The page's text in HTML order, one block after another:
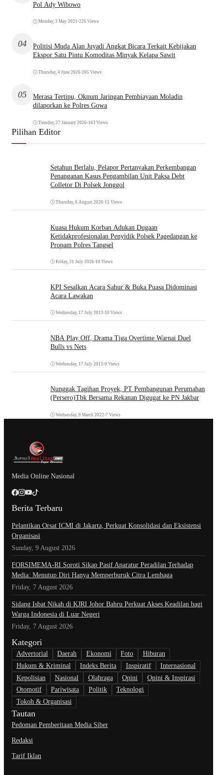
Pol Ady Wibowo
Monday, 3 May 2021 •226 Views
04
Politisi Muda Alan Juyadi Angkat Bicara Terkait Kebijakan
Ekspor Satu Pintu Komoditas Minyak Kelapa Sawit
Thursday, 4 June 2026•205 Views
05
Merasa Tertipu, Oknum Jaringan Pembiayaan Moladin
dilaporkan ke Polres Gowa
Tuesday, 27 January 2026•163 Views
Pilihan Editor
Setahun Berlalu, Pelapor Pertanyakan Perkembangan
Penanganan Kasus Pengambilan Unit Paksa Debt
Colletor Di Polsek Jonggol
Thursday, 6 August 2026•15 Views
Kuasa Hukum Korban Adukan Dugaan
Ketidakprofesionalan Penyidik Polsek Pagedangan ke
Propam Polres Tangsel
Friday, 31 July 2026•10 Views
KPI Sesalkan Acara Sahur & Buka Puasa Didominasi
Acara Lawakan
Wednesday, 17 July 2013 •10 Views
NBA Play Off, Drama Tiga Overtime Warnai Duel
Bulls vs Nets
Wednesday, 17 July 2013 •9 Views
Nunggak Tagihan Proyek, PT Pembangunan Perumahan
(Persero)Tbk Bersama Rekanan Digugat ke PN Jakbar
Wednesday, 9 March 2022 •7 Views
Media Online Nasional
Berita Terbaru
Pelantikan Orsat ICMI di Jakarta, Perkuat Konsolidasi dan Eksistensi
Organisasi
Sunday, 9 August 2026
​FORSIMEMA-RI Soroti Sikap Pasif Aparatur Peradilan Terhadap
Media: Menutup Diri Hanya Memperburuk Citra Lembaga
Friday, 7 August 2026
Sidang Isbat Nikah di KJRI Johor Bahru Perkuat Akses Keadilan bagi
Warga Indonesia di Luar Negeri
Friday, 7 August 2026
Kategori
Advertorial Daerah Ekonomi Foto
Hiburan
Hukum & Kriminal
Indeks Berita Inspiratif
Internasional
Kepolisian
Nasional Olahraga Opini
Opini & Inspirasi
Otomotif
Pariwisata Politik
Teknologi
Tokoh & Organisasi
Tautan
Pedoman Pemberitaan Media Siber
Redaksi
Tarif Iklan